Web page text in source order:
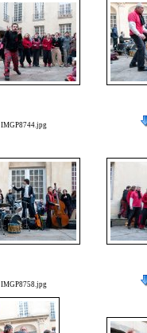
IMGP8744.jpg
IMGP8758.jpg